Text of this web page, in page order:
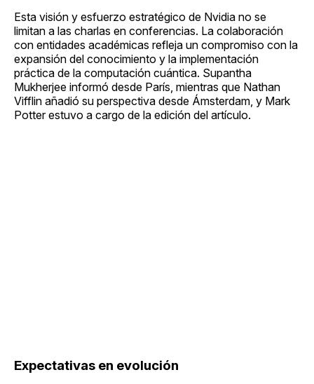
Esta visión y esfuerzo estratégico de Nvidia no se
limitan a las charlas en conferencias. La colaboración
con entidades académicas refleja un compromiso con la
expansión del conocimiento y la implementación
práctica de la computación cuántica. Supantha
Mukherjee informó desde París, mientras que Nathan
Vifflin añadió su perspectiva desde Ámsterdam, y Mark
Potter estuvo a cargo de la edición del artículo.
Expectativas en evolución